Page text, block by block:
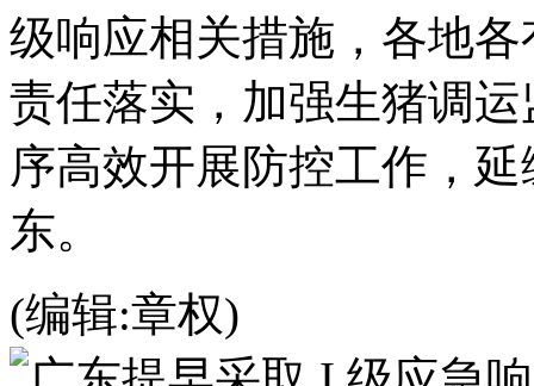
级响应相关措施，各地
责任落实，加强生猪调
序高效开展防控工作，
东。
(编辑:章权)